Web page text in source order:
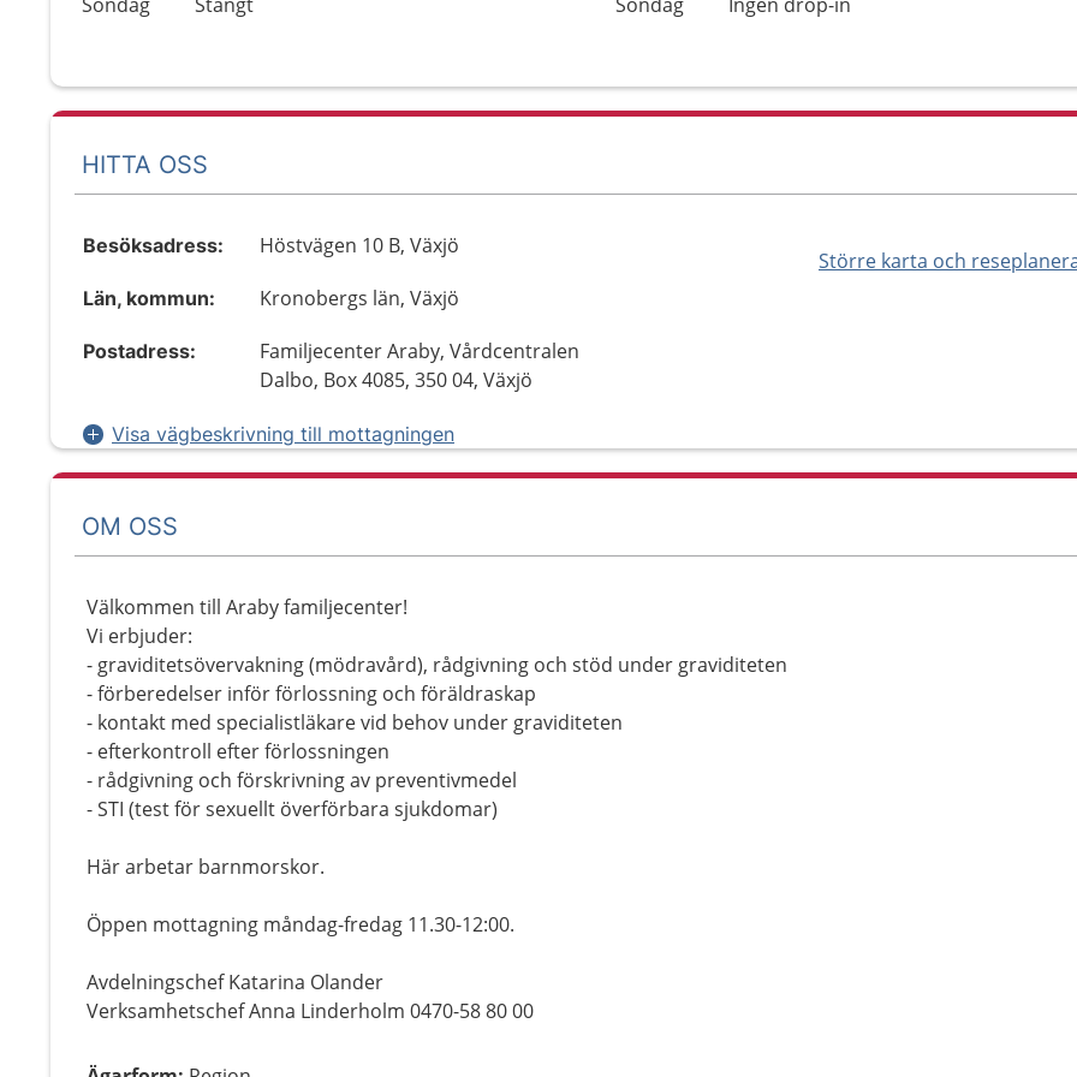
HITTA OSS
Större karta och
Besöksadress: Höstvägen 10 B, Växjö
Län, kommun: Kronobergs län, Växjö
Postadress:
Familjecenter Araby, Vårdcentralen
Dalbo, Box 4085, 350 04, Växjö
Visa vägbeskrivning till mottagningen
OM OSS
Välkommen till Araby familjecenter!
Vi erbjuder:
- graviditetsövervakning (mödravård), rådgivning och stöd under graviditeten
- förberedelser inför förlossning och föräldraskap
- kontakt med specialistläkare vid behov under graviditeten
- efterkontroll efter förlossningen
- rådgivning och förskrivning av preventivmedel
- STI (test för sexuellt överförbara sjukdomar)
Här arbetar barnmorskor.
Öppen mottagning måndag-fredag 11.30-12:00.
Avdelningschef Katarina Olander
Verksamhetschef Anna Linderholm 0470-58 80 00